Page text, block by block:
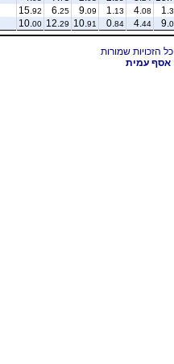
1.
4. 08
1. 13
9. 09
6. 25
15. 92
9.
4. 44
0. 84
10. 91
12. 29
10. 00
אסף עמית